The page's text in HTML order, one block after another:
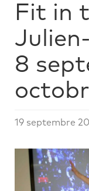
Fit in
8
19 septembre